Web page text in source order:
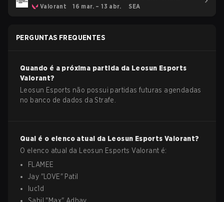
Stage 1
Valorant 16 mar. – 13 abr. SEA
PERGUNTAS FREQUENTES
Quando é a próxima partida da Leosun Esports
Valorant?
Leosun Esports não possui partidas futuras agendadas
no banco de dados da Strafe.
Qual é o elenco atual da Leosun Esports Valorant?
O elenco atual da
Leosun Esports Valorant é:
FLAMEE
Jay " LOVE" Patil
luc1d